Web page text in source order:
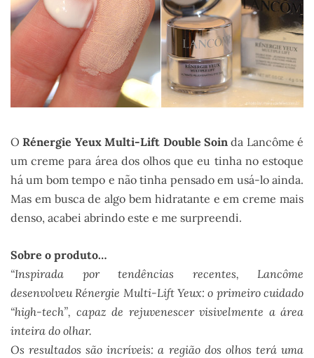
ORénergie Yeux Multi-Lift Double Soinda Lancôme é
um creme para área dos olhos que eu tinha no estoque
há um bom tempo e não tinha pensado em usá-lo ainda.
Mas em busca de algo bem hidratante e em creme mais
denso, acabei abrindo este e me surpreendi.
Sobre o produto…
“Inspirada por tendências recentes, Lancôme
desenvolveu Rénergie Multi-Lift Yeux: o primeiro cuidado
“high-tech”, capaz de rejuvenescer visivelmente a área
inteira do olhar.
Os resultados são incríveis: a região dos olhos terá uma